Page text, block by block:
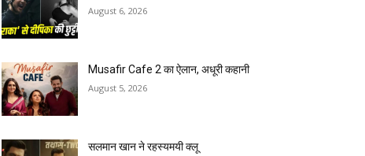
August 6, 2026
Musafir Cafe 2 का ऐलान, अधूरी कहानी
August 5, 2026
सलमान खान ने रहस्यमयी क्लू